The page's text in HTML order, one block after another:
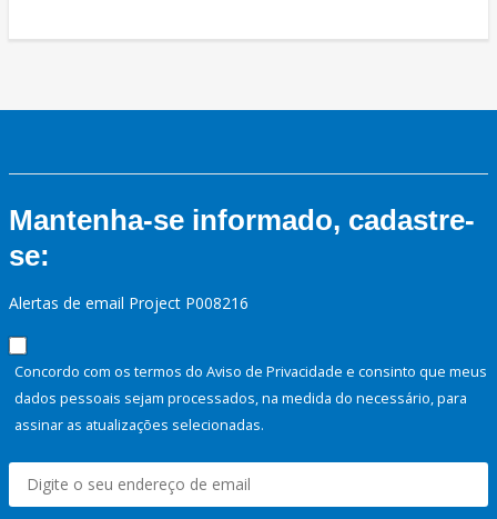
Mantenha-se informado, cadastre-
se:
Alertas de email Project P008216
Concordo com os termos do Aviso de Privacidade e consinto que meus
dados pessoais sejam processados, na medida do necessário, para
assinar as atualizações selecionadas.